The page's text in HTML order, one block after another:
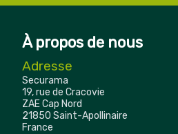
À propos de nous
Adresse
Securama
19, rue de Cracovie
ZAE Cap Nord
21850 Saint-Apollinaire
France